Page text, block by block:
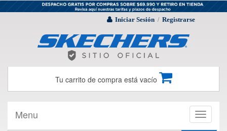
Iniciar Sesión / Registrarse
Tu carrito de compra está vacío
Toggle
Menu